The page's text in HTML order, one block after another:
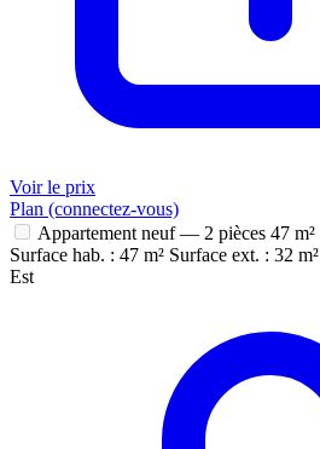
Voir le prix
Plan (connectez-vous)
Appartement neuf — 2 pièces 47 m²
Surface hab. : 47 m² Surface ext. : 32 m²
Est